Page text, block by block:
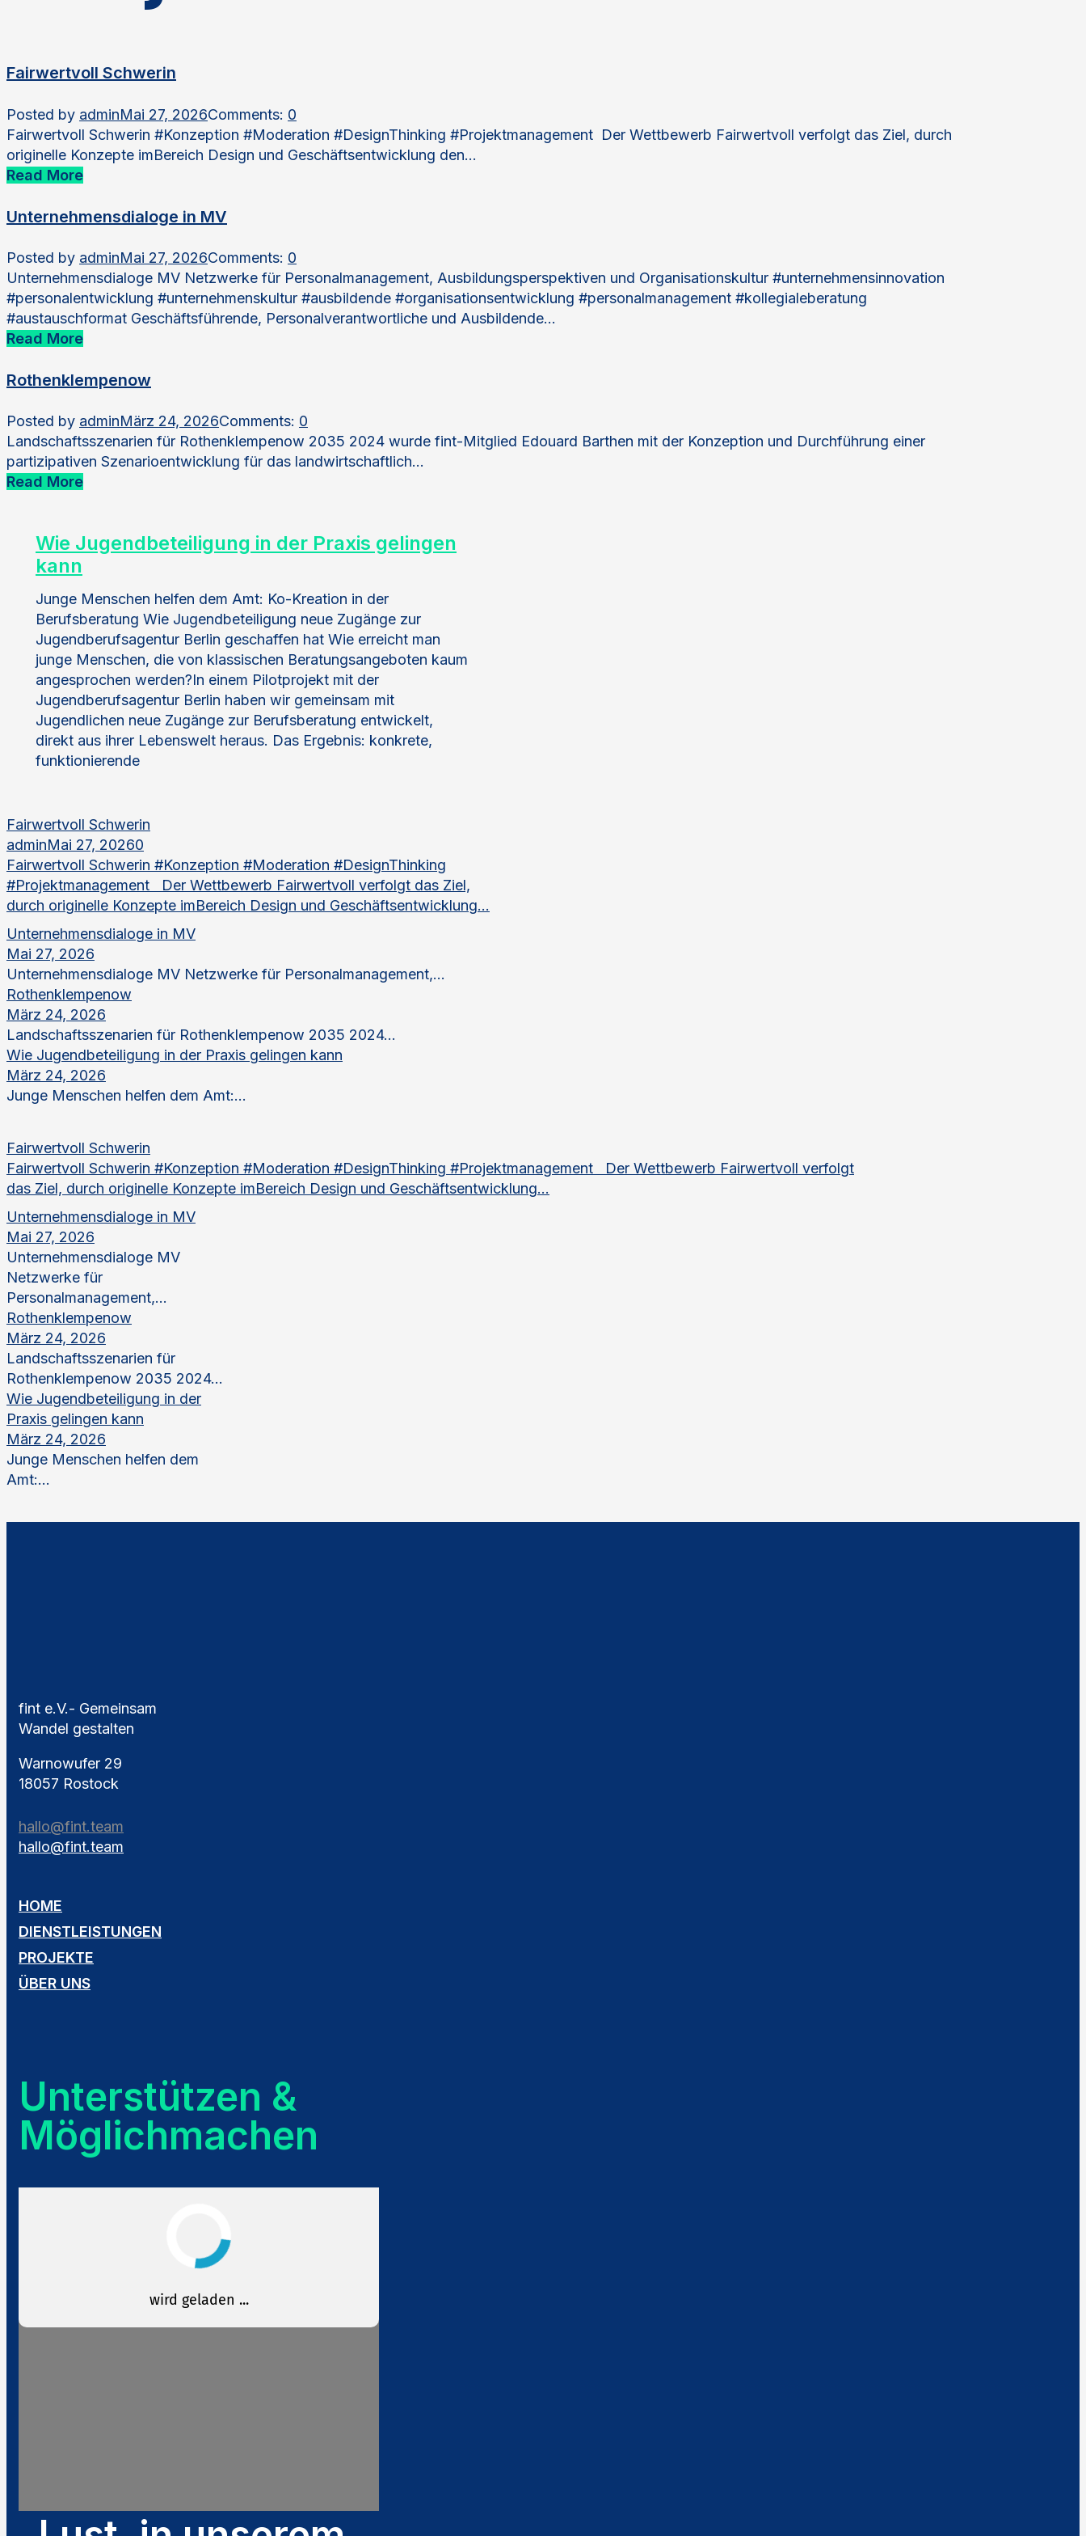
Fairwertvoll Schwerin
Posted by adminMai 27, 2026Comments: 0
Fairwertvoll Schwerin #Konzeption #Moderation #DesignThinking #Projektmanagement Der Wettbewerb Fairwertvoll verfolgt das Ziel, durch
originelle Konzepte imBereich Design und Geschäftsentwicklung den…
Read More
Unternehmensdialoge in MV
Posted by adminMai 27, 2026Comments: 0
Unternehmensdialoge MV Netzwerke für Personalmanagement, Ausbildungsperspektiven und Organisationskultur #unternehmensinnovation
#personalentwicklung #unternehmenskultur #ausbildende #organisationsentwicklung #personalmanagement #kollegialeberatung
#austauschformat Geschäftsführende, Personalverantwortliche und Ausbildende…
Read More
Rothenklempenow
Posted by adminMärz 24, 2026Comments: 0
Landschaftsszenarien für Rothenklempenow 2035 2024 wurde fint-Mitglied Edouard Barthen mit der Konzeption und Durchführung einer
partizipativen Szenarioentwicklung für das landwirtschaftlich…
Read More
Wie Jugendbeteiligung in der Praxis gelingen
kann
Junge Menschen helfen dem Amt: Ko-Kreation in der
Berufsberatung Wie Jugendbeteiligung neue Zugänge zur
Jugendberufsagentur Berlin geschaffen hat Wie erreicht man
junge Menschen, die von klassischen Beratungsangeboten kaum
angesprochen werden?In einem Pilotprojekt mit der
Jugendberufsagentur Berlin haben wir gemeinsam mit
Jugendlichen neue Zugänge zur Berufsberatung entwickelt,
direkt aus ihrer Lebenswelt heraus. Das Ergebnis: konkrete,
funktionierende
Fairwertvoll Schwerin
adminMai 27, 20260
Fairwertvoll Schwerin #Konzeption #Moderation #DesignThinking
#Projektmanagement Der Wettbewerb Fairwertvoll verfolgt das Ziel,
durch originelle Konzepte imBereich Design und Geschäftsentwicklung...
Unternehmensdialoge in MV
Mai 27, 2026
Unternehmensdialoge MV Netzwerke für Personalmanagement,...
Rothenklempenow
März 24, 2026
Landschaftsszenarien für Rothenklempenow 2035 2024...
Wie Jugendbeteiligung in der Praxis gelingen kann
März 24, 2026
Junge Menschen helfen dem Amt:...
Fairwertvoll Schwerin
Fairwertvoll Schwerin #Konzeption #Moderation #DesignThinking #Projektmanagement Der Wettbewerb Fairwertvoll verfolgt
das Ziel, durch originelle Konzepte imBereich Design und Geschäftsentwicklung...
Unternehmensdialoge in MV
Mai 27, 2026
Unternehmensdialoge MV
Netzwerke für
Personalmanagement,...
Rothenklempenow
März 24, 2026
Landschaftsszenarien für
Rothenklempenow 2035 2024...
Wie Jugendbeteiligung in der
Praxis gelingen kann
März 24, 2026
Junge Menschen helfen dem
Amt:...
fint e.V.- Gemeinsam
Wandel gestalten
Warnowufer 29
18057 Rostock
hallo@fint.team
hallo@fint.team
HOME
DIENSTLEISTUNGEN
PROJEKTE
ÜBER UNS
Unterstützen &
Möglichmachen